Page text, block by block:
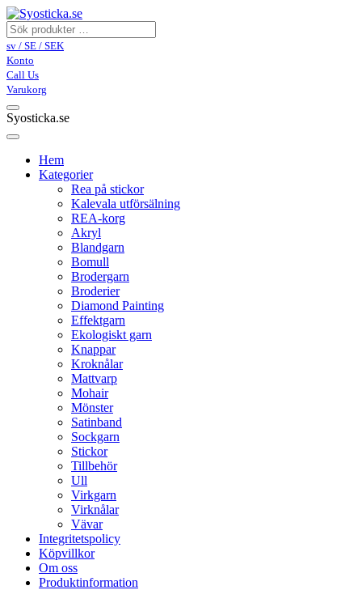
sv / SE / SEK
Konto
Call Us
Varukorg
Syosticka.se
Hem
Kategorier
Rea på stickor
Kalevala utförsälning
REA-korg
Akryl
Blandgarn
Bomull
Brodergarn
Broderier
Diamond Painting
Effektgarn
Ekologiskt garn
Knappar
Kroknålar
Mattvarp
Mohair
Mönster
Satinband
Sockgarn
Stickor
Tillbehör
Ull
Virkgarn
Virknålar
Vävar
Integritetspolicy
Köpvillkor
Om oss
Produktinformation